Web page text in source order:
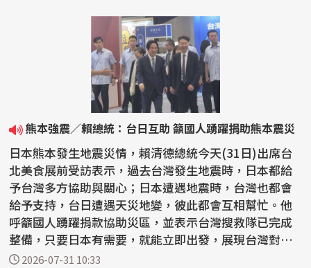
熊本強震／賴總統：台日互助 籲國人踴躍捐助熊本震災
日本熊本發生地震災情，賴清德總統今天(31日)出席台
北美食展前受訪表示，過去台灣發生地震時，日本都給
予台灣多方協助與關心；日本遭遇地震時，台灣也都會
給予支持，台日遭遇天災地變，彼此都會互相幫忙。他
呼籲國人踴躍捐款協助災區，並表示台灣搜救隊已完成
整備，只要日本有需要，就能立即出發，展現台灣對日
本的支持...
2026-07-31 10:33